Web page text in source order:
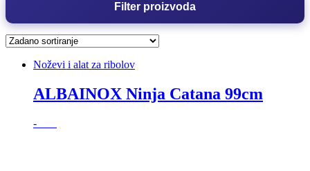
Filter proizvoda
Noževi i alat za ribolov
ALBAINOX Ninja Catana 99cm
-